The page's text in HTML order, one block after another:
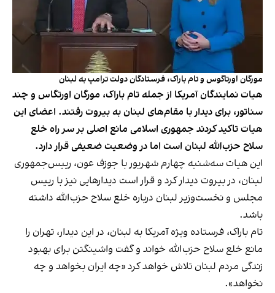
مورگان اورتاگوس و تام باراک، فرستادگان دولت ترامپ به لبنان
هیات نمایندگان آمریکا از جمله تام باراک، مورگان اورتگاس و چند
سناتور، برای دیدار با مقام‌های لبنان به بیروت رفتند. اعضای این
هیات تاکید کردند جمهوری اسلامی مانع اصلی بر سر راه خلع
سلاح حزب‌الله لبنان است اما در وضعیت ضعیفی قرار دارد.
این هیات سه‌شنبه چهارم شهریور با جوزف عون، رییس‌جمهوری
لبنان، در بیروت دیدار کرد و قرار است دیدارهایی نیز با رییس
مجلس و نخست‌وزیر لبنان درباره خلع سلاح حزب‌الله داشته
باشد.
تام باراک، فرستاده ویژه آمریکا به لبنان، در این دیدار، تهران را
مانع خلع سلاح حزب‌الله خواند و گفت واشینگتن برای بهبود
زندگی مردم لبنان تلاش خواهد کرد «چه ایران بخواهد و چه
نخواهد».